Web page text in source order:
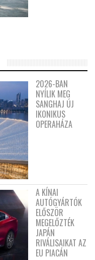
2026-BAN
NYÍLIK MEG
SANGHAJ ÚJ
IKONIKUS
OPERAHÁZA
A KÍNAI
AUTÓGYÁRTÓK
ELŐSZÖR
MEGELŐZTÉK
JAPÁN
RIVÁLISAIKAT AZ
EU PIACÁN